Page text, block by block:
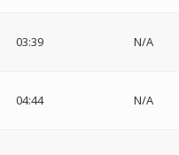
03:39 N/A
04:44 N/A